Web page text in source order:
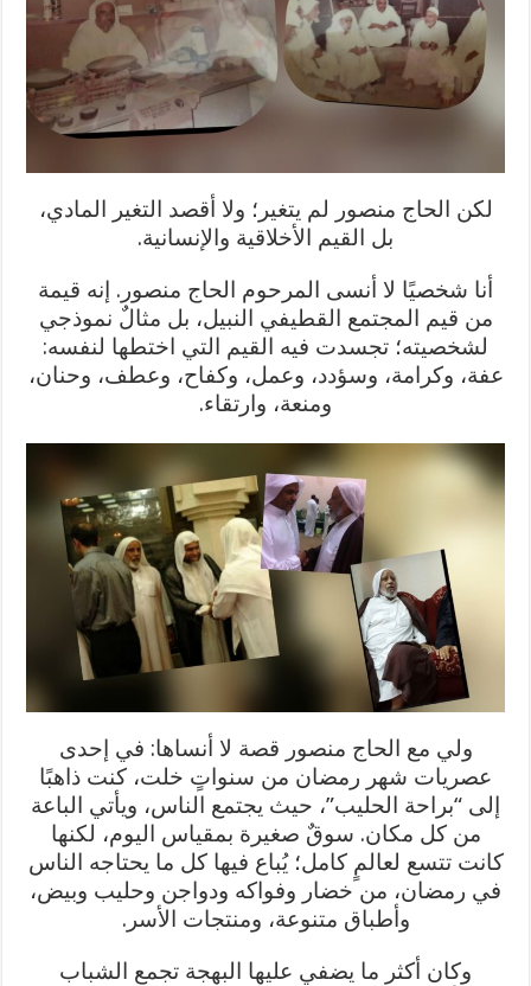
لكن الحاج منصور لم يتغير؛ ولا أقصد التغير المادي،
بل القيم الأخلاقية والإنسانية.
أنا شخصيًا لا أنسى المرحوم الحاج منصور. إنه قيمة
من قيم المجتمع القطيفي النبيل، بل مثالٌ نموذجي
لشخصيته؛ تجسدت فيه القيم التي اختطها لنفسه:
عفة، وكرامة، وسؤدد، وعمل، وكفاح، وعطف، وحنان،
ومنعة، وارتقاء.
ولي مع الحاج منصور قصة لا أنساها: في إحدى
عصريات شهر رمضان من سنواتٍ خلت، كنت ذاهبًا
إلى “براحة الحليب”، حيث يجتمع الناس، ويأتي الباعة
من كل مكان. سوقٌ صغيرة بمقياس اليوم، لكنها
كانت تتسع لعالمٍ كامل؛ يُباع فيها كل ما يحتاجه الناس
في رمضان، من خضار وفواكه ودواجن وحليب وبيض،
وأطباق متنوعة، ومنتجات الأسر.
وكان أكثر ما يضفي عليها البهجة تجمع الشباب